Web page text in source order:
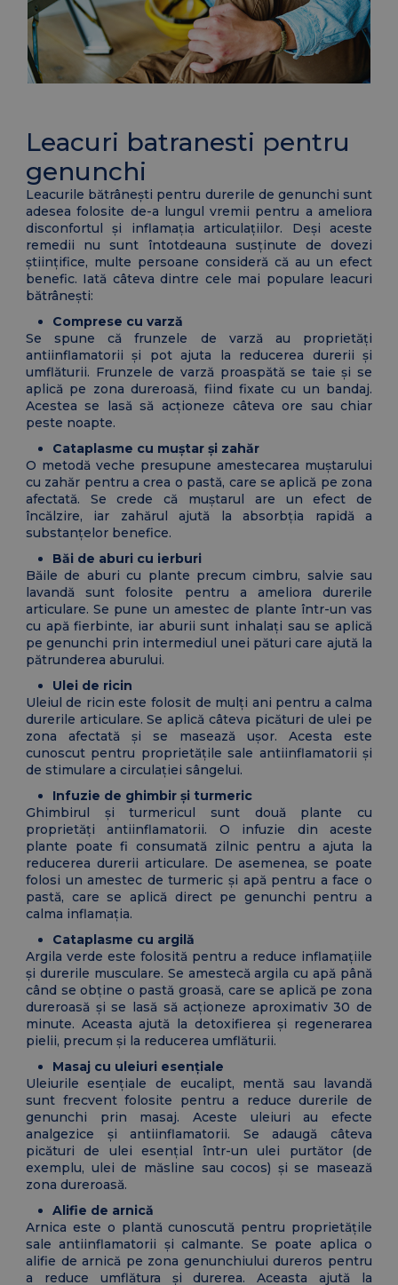
Leacuri batranesti pentru
genunchi
Leacurile bătrânești pentru durerile de genunchi sunt
adesea folosite de-a lungul vremii pentru a ameliora
disconfortul și inflamația articulațiilor. Deși aceste
remedii nu sunt întotdeauna susținute de dovezi
științifice, multe persoane consideră că au un efect
benefic. Iată câteva dintre cele mai populare leacuri
bătrânești:
Comprese cu varză
Se spune că frunzele de varză au proprietăți
antiinflamatorii și pot ajuta la reducerea durerii și
umflăturii. Frunzele de varză proaspătă se taie și se
aplică pe zona dureroasă, fiind fixate cu un bandaj.
Acestea se lasă să acționeze câteva ore sau chiar
peste noapte.
Cataplasme cu muștar și zahăr
O metodă veche presupune amestecarea muștarului
cu zahăr pentru a crea o pastă, care se aplică pe zona
afectată. Se crede că muștarul are un efect de
încălzire, iar zahărul ajută la absorbția rapidă a
substanțelor benefice.
Băi de aburi cu ierburi
Băile de aburi cu plante precum cimbru, salvie sau
lavandă sunt folosite pentru a ameliora durerile
articulare. Se pune un amestec de plante într-un vas
cu apă fierbinte, iar aburii sunt inhalați sau se aplică
pe genunchi prin intermediul unei pături care ajută la
pătrunderea aburului.
Ulei de ricin
Uleiul de ricin este folosit de mulți ani pentru a calma
durerile articulare. Se aplică câteva picături de ulei pe
zona afectată și se masează ușor. Acesta este
cunoscut pentru proprietățile sale antiinflamatorii și
de stimulare a circulației sângelui.
Infuzie de ghimbir și turmeric
Ghimbirul și turmericul sunt două plante cu
proprietăți antiinflamatorii. O infuzie din aceste
plante poate fi consumată zilnic pentru a ajuta la
reducerea durerii articulare. De asemenea, se poate
folosi un amestec de turmeric și apă pentru a face o
pastă, care se aplică direct pe genunchi pentru a
calma inflamația.
Cataplasme cu argilă
Argila verde este folosită pentru a reduce inflamațiile
și durerile musculare. Se amestecă argila cu apă până
când se obține o pastă groasă, care se aplică pe zona
dureroasă și se lasă să acționeze aproximativ 30 de
minute. Aceasta ajută la detoxifierea și regenerarea
pielii, precum și la reducerea umflăturii.
Masaj cu uleiuri esențiale
Uleiurile esențiale de eucalipt, mentă sau lavandă
sunt frecvent folosite pentru a reduce durerile de
genunchi prin masaj. Aceste uleiuri au efecte
analgezice și antiinflamatorii. Se adaugă câteva
picături de ulei esențial într-un ulei purtător (de
exemplu, ulei de măsline sau cocos) și se masează
zona dureroasă.
Alifie de arnică
Arnica este o plantă cunoscută pentru proprietățile
sale antiinflamatorii și calmante. Se poate aplica o
alifie de arnică pe zona genunchiului dureros pentru
a reduce umflătura și durerea. Aceasta ajută la